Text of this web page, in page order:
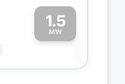
1.5
MW1